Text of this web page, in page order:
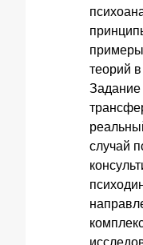
теорий в
Задание
случай